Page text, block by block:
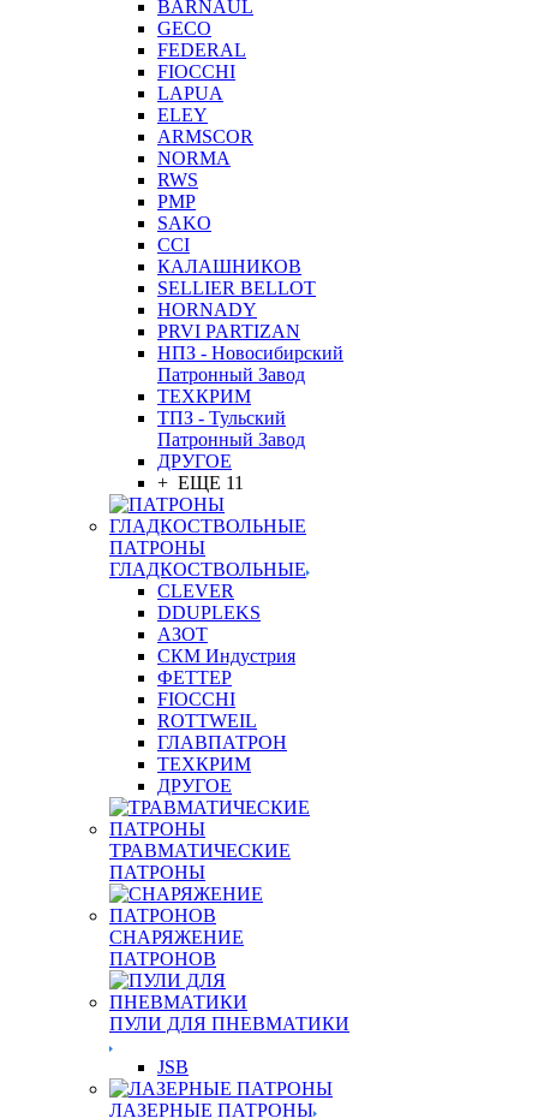
BARNAUL
GEСO
FEDERAL
FIOCCHI
LAPUA
ELEY
ARMSCOR
NORMA
RWS
PMP
SAKO
CCI
КАЛАШНИКОВ
SELLIER BELLOT
HORNADY
PRVI PARTIZAN
НПЗ - Новосибирский
Патронный Завод
ТЕХКРИМ
ТПЗ - Тульский
Патронный Завод
ДРУГОЕ
+ ЕЩЕ 11
ПАТРОНЫ
ГЛАДКОСТВОЛЬНЫЕ
CLEVER
DDUPLEKS
АЗОТ
СКМ Индустрия
ФЕТТЕР
FIOCCHI
ROTTWEIL
ГЛАВПАТРОН
ТЕХКРИМ
ДРУГОЕ
ТРАВМАТИЧЕСКИЕ
ПАТРОНЫ
СНАРЯЖЕНИЕ
ПАТРОНОВ
ПУЛИ ДЛЯ ПНЕВМАТИКИ
JSB
ЛАЗЕРНЫЕ ПАТРОНЫ